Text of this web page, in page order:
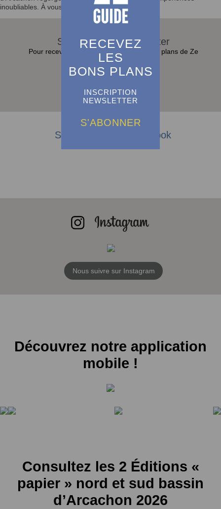
RECEVEZ
LES
BONS PLANS
INSCRIPTION
NEWSLETTER
S'ABONNER
inoubliables. À vous de jouer !
S'abonner à la Newsletter
Pour recevoir toutes les actualités et bons plans de Ze
Guide dans sa boite e-mail :
S'abonner
Suivez-nous sur Facebook
Nous suivre sur Instagram
Découvrez notre application
mobile !
Consultez les 2 Éditions «
papier » nord et sud bassin
d’Arcachon 2026